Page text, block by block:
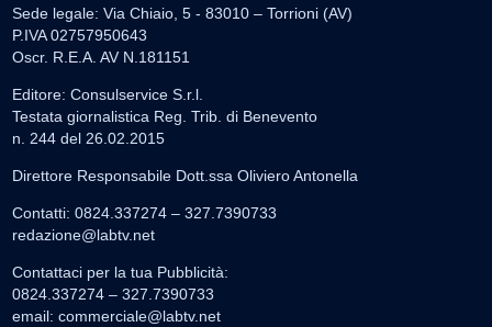
Sede legale: Via Chiaio, 5 - 83010 – Torrioni (AV)
P.IVA 02757950643
Oscr. R.E.A. AV N.181151
Editore: Consulservice S.r.l.
Testata giornalistica Reg. Trib. di Benevento
n. 244 del 26.02.2015
Direttore Responsabile Dott.ssa Oliviero Antonella
Contatti: 0824.337274 – 327.7390733
redazione@labtv.net
Contattaci per la tua Pubblicità:
0824.337274 – 327.7390733
email: commerciale@labtv.net